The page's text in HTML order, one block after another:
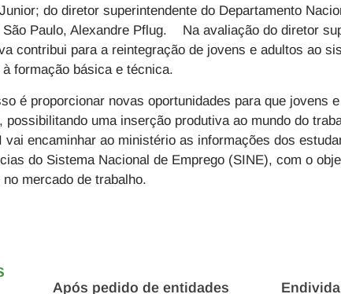
do diretor superintendente do Departamento
Paulo, Alexandre Pflug. Na avaliação do diretor
contribui para a reintegração de jovens e adultos ao
à formação básica e técnica.
é proporcionar novas oportunidades para que jovens
possibilitando uma inserção produtiva ao mundo do
encaminhar ao ministério as informações dos
do Sistema Nacional de Emprego (SINE), com o
mercado de trabalho.
Após pedido de entidades